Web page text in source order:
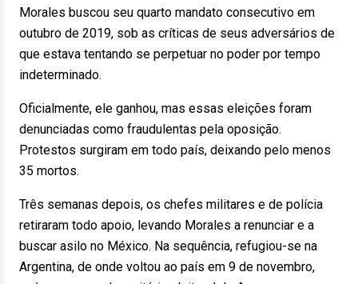
Morales buscou seu quarto mandato consecutivo em
outubro de 2019, sob as críticas de seus adversários de
que estava tentando se perpetuar no poder por tempo
indeterminado.
Oficialmente, ele ganhou, mas essas eleições foram
denunciadas como fraudulentas pela oposição.
Protestos surgiram em todo país, deixando pelo menos
35 mortos.
Três semanas depois, os chefes militares e de polícia
retiraram todo apoio, levando Morales a renunciar e a
buscar asilo no México. Na sequência, refugiou-se na
Argentina, de onde voltou ao país em 9 de novembro,